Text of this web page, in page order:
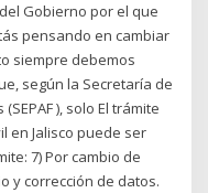
Gobierno por el que
pensando en cambiar
siempre debemos
según la Secretaría de
), solo El trámite
en Jalisco puede ser
7) Por cambio de
y corrección de datos.